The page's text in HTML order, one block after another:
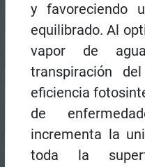
y favoreciendo
equilibrado. Al
vapor de
transpiración
eficiencia
de
incrementa la
toda la